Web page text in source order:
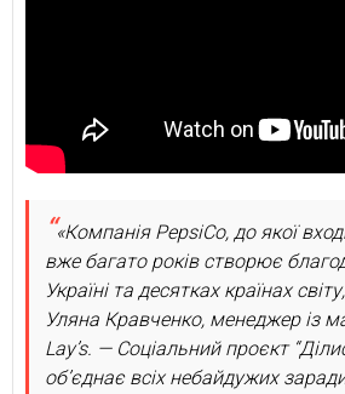
«Компанія PepsiCo, до якої
вже багато років створює
Україні та десятках країнах
Уляна Кравченко, менеджер із
Lay’s. — Соціальний проєкт
об’єднає всіх небайдужих